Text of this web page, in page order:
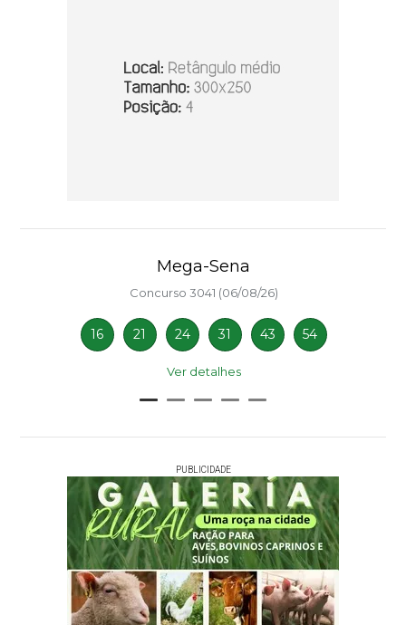
Mega-Sena
Concurso 3041 (06/08/26)
16 21 24 31 43 54
Ver detalhes
PUBLICIDADE